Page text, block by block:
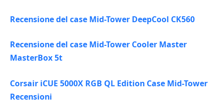
Recensione del case Mid-Tower DeepCool CK560
Recensione del case Mid-Tower Cooler Master
MasterBox 5t
Corsair iCUE 5000X RGB QL Edition Case Mid-Tower
Recensioni